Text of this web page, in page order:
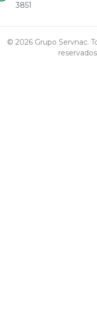
3851
© 2026 Grupo Servnac.